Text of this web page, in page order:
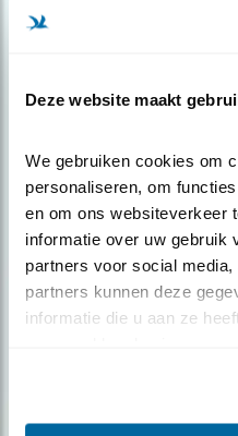
Deze website maakt
We gebruiken cookies om
personaliseren, om
en om ons websiteverkeer
informatie over uw gebruik
partners voor social
partners kunnen deze
informatie die u aan ze
Meld je aan en ontvang
over vogels en activiteiten